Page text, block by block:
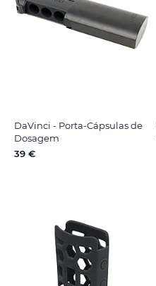
DaVinci - Porta-Cápsulas de
Dosagem
39 €